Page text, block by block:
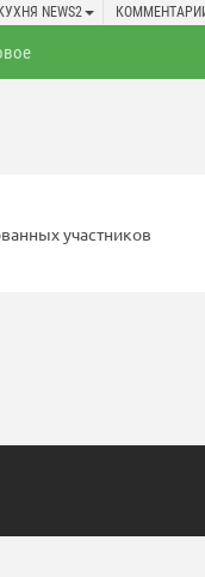
КУХНЯ NEWS2
участников